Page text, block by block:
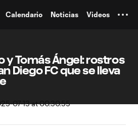
Calendario Noticias Videos
y Tomás Ángel: rostros
Diego FC que se lleva